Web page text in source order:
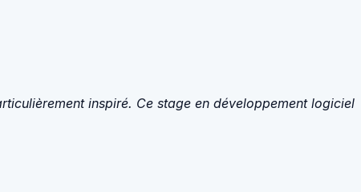
inspiré. Ce stage en développement logiciel